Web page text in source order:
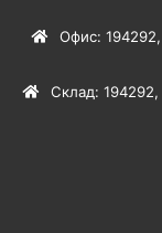
Офис: 194292,
Склад: 194292,